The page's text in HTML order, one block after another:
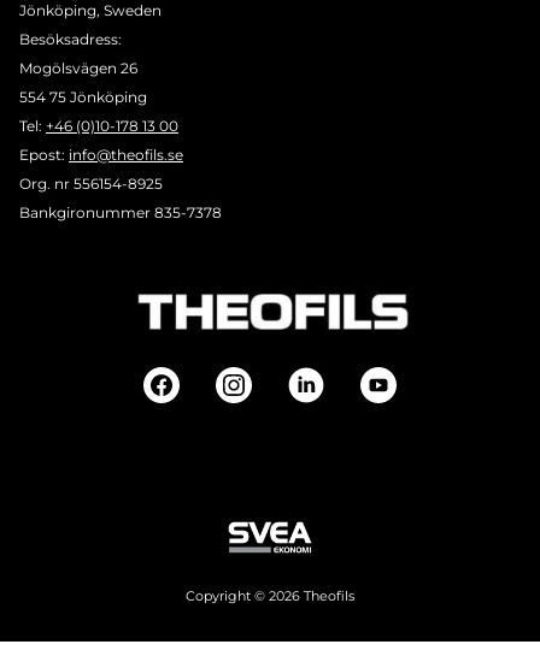
Jönköping, Sweden
Besöksadress:
Mogölsvägen 26
554 75 Jönköping
Tel: +46 (0)10-178 13 00
Epost: info@theofils.se
Org. nr 556154-8925
Bankgironummer 835-7378
Copyright © 2026 Theofils